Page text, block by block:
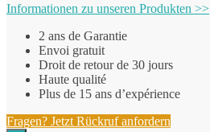
Informationen zu unseren Produkten >>
2 ans de Garantie
Envoi gratuit
Droit de retour de 30 jours
Haute qualité
Plus de 15 ans d’expérience
Fragen? Jetzt Rückruf anfordern